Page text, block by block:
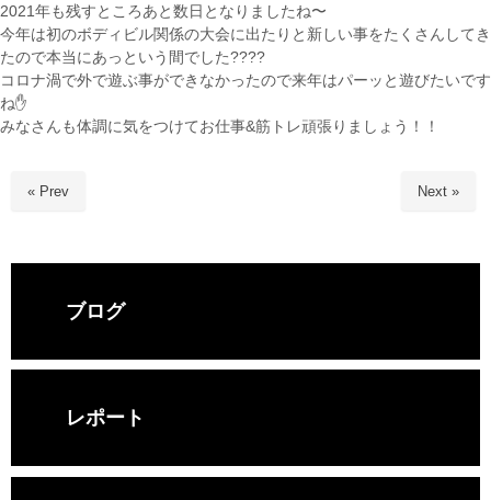
2021年も残すところあと数日となりましたね〜
今年は初のボディビル関係の大会に出たりと新しい事をたくさんしてき
たので本当にあっという間でした????
コロナ渦で外で遊ぶ事ができなかったので来年はパーッと遊びたいです
ね✋
みなさんも体調に気をつけてお仕事&筋トレ頑張りましょう！！
« Prev Next »
ブログ
レポート